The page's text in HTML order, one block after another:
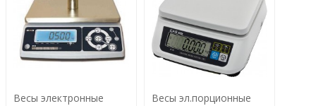
Весы электронные
Весы эл.порционные